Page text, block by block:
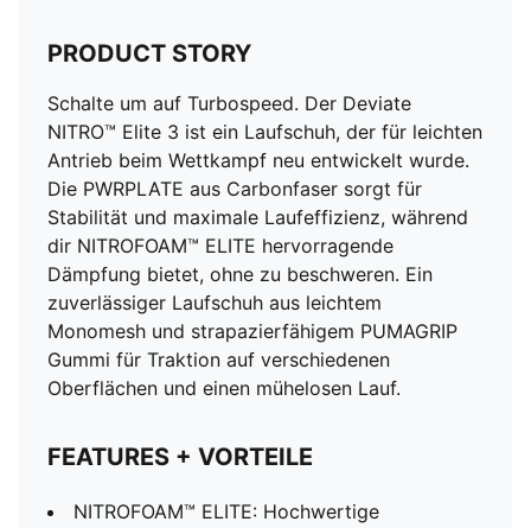
Obermaterial: Synthetik; Futter: Textil; Einlegesohle:
Textil; Außensohle: Gummi
PRODUCT STORY
Schalte um auf Turbospeed. Der Deviate
NITRO™ Elite 3 ist ein Laufschuh, der für leichten
Antrieb beim Wettkampf neu entwickelt wurde.
Die PWRPLATE aus Carbonfaser sorgt für
Stabilität und maximale Laufeffizienz, während
dir NITROFOAM™ ELITE hervorragende
Dämpfung bietet, ohne zu beschweren. Ein
zuverlässiger Laufschuh aus leichtem
Monomesh und strapazierfähigem PUMAGRIP
Gummi für Traktion auf verschiedenen
Oberflächen und einen mühelosen Lauf.
FEATURES + VORTEILE
NITROFOAM™ ELITE: Hochwertige